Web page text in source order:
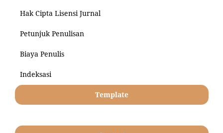
Hak Cipta Lisensi Jurnal
Petunjuk Penulisan
Biaya Penulis
Indeksasi
Template